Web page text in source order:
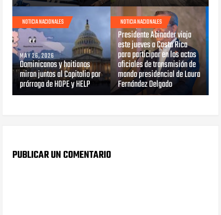
NOTICIA NACIONALES
MAY 26, 2026
Dominicanos y haitianos
miran juntos al Capitolio por
prórroga de HOPE y HELP
NOTICIA NACIONALES
MAY 07, 2026
Presidente Abinader viaja
este jueves a Costa Rica
para participar en los actos
oficiales de transmisión de
mando presidencial de Laura
Fernández Delgado
PUBLICAR UN COMENTARIO